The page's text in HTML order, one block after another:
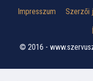
Impresszum Szerzői
© 2016 -